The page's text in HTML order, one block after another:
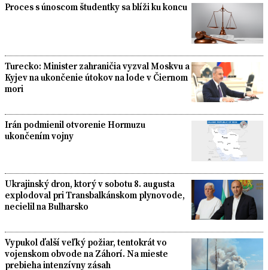
Proces s únoscom študentky sa blíži ku koncu
Turecko: Minister zahraničia vyzval Moskvu a
Kyjev na ukončenie útokov na lode v Čiernom
mori
Irán podmienil otvorenie Hormuzu
ukončením vojny
Ukrajinský dron, ktorý v sobotu 8. augusta
explodoval pri Transbalkánskom plynovode,
necielil na Bulharsko
Vypukol ďalší veľký požiar, tentokrát vo
vojenskom obvode na Záhorí. Na mieste
prebieha intenzívny zásah